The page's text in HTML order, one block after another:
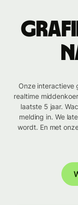
Onze interactieve
realtime
laatste 5 jaar.
melding in. We
wordt. En met